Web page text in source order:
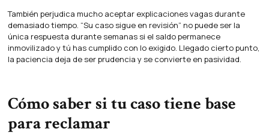
También perjudica mucho aceptar explicaciones vagas durante
demasiado tiempo. “Su caso sigue en revisión” no puede ser la
única respuesta durante semanas si el saldo permanece
inmovilizado y tú has cumplido con lo exigido. Llegado cierto punto,
la paciencia deja de ser prudencia y se convierte en pasividad.
Cómo saber si tu caso tiene base
para reclamar